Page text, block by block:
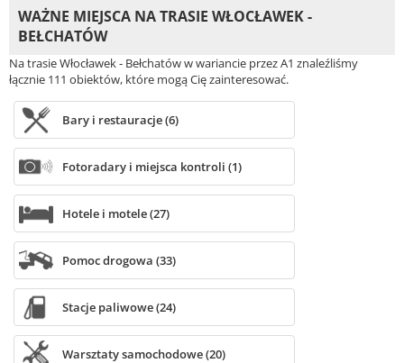
WAŻNE MIEJSCA NA TRASIE WŁOCŁAWEK -
BEŁCHATÓW
Na trasie Włocławek - Bełchatów w wariancie przez A1 znaleźliśmy
łącznie 111 obiektów, które mogą Cię zainteresować.
Bary i restauracje (6)
Fotoradary i miejsca kontroli (1)
Hotele i motele (27)
Pomoc drogowa (33)
Stacje paliwowe (24)
Warsztaty samochodowe (20)